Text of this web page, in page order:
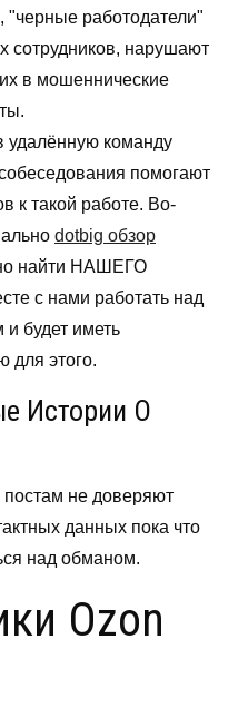
работодатели"
сотрудников, нарушают
в мошеннические
удалённую команду
помогают
к такой работе. Во-
dotbig обзор
найти НАШЕГО
с нами работать над
будет иметь
для этого.
Истории О
не доверяют
данных пока что
над обманом.
Ozon